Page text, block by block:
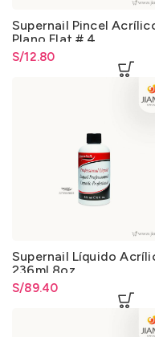
Supernail Pincel
Plano Flat # 4
S/12.80
Supernail Líquido
236ml 8oz
S/89.40